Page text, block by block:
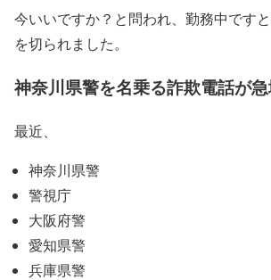
今いいですか？と問われ、勤務中です
を切られました。
神奈川県警を名乗る詐欺電話が
最近、
神奈川県警
警視庁
大阪府警
愛知県警
兵庫県警